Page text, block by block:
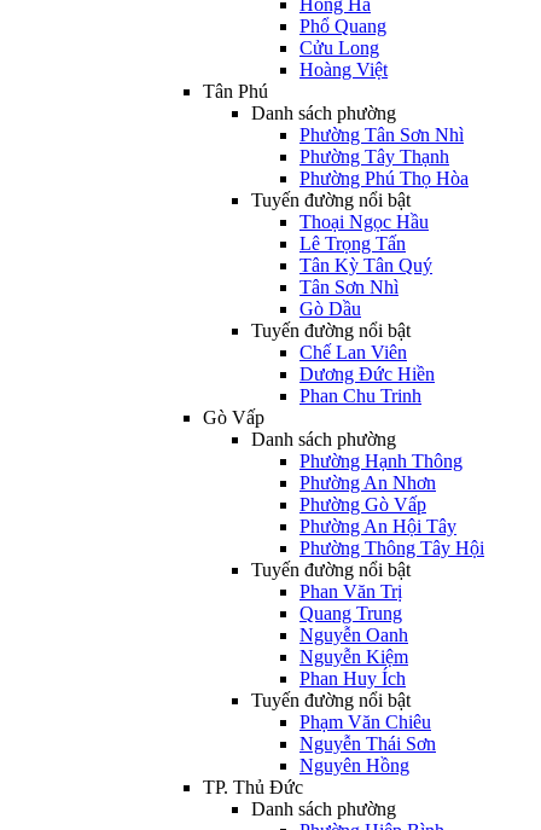
Hồng Hà
Phổ Quang
Cửu Long
Hoàng Việt
Tân Phú
Danh sách phường
Phường Tân Sơn Nhì
Phường Tây Thạnh
Phường Phú Thọ Hòa
Tuyến đường nổi bật
Thoại Ngọc Hầu
Lê Trọng Tấn
Tân Kỳ Tân Quý
Tân Sơn Nhì
Gò Dầu
Tuyến đường nổi bật
Chế Lan Viên
Dương Đức Hiền
Phan Chu Trinh
Gò Vấp
Danh sách phường
Phường Hạnh Thông
Phường An Nhơn
Phường Gò Vấp
Phường An Hội Tây
Phường Thông Tây Hội
Tuyến đường nổi bật
Phan Văn Trị
Quang Trung
Nguyễn Oanh
Nguyễn Kiệm
Phan Huy Ích
Tuyến đường nổi bật
Phạm Văn Chiêu
Nguyễn Thái Sơn
Nguyên Hồng
TP. Thủ Đức
Danh sách phường